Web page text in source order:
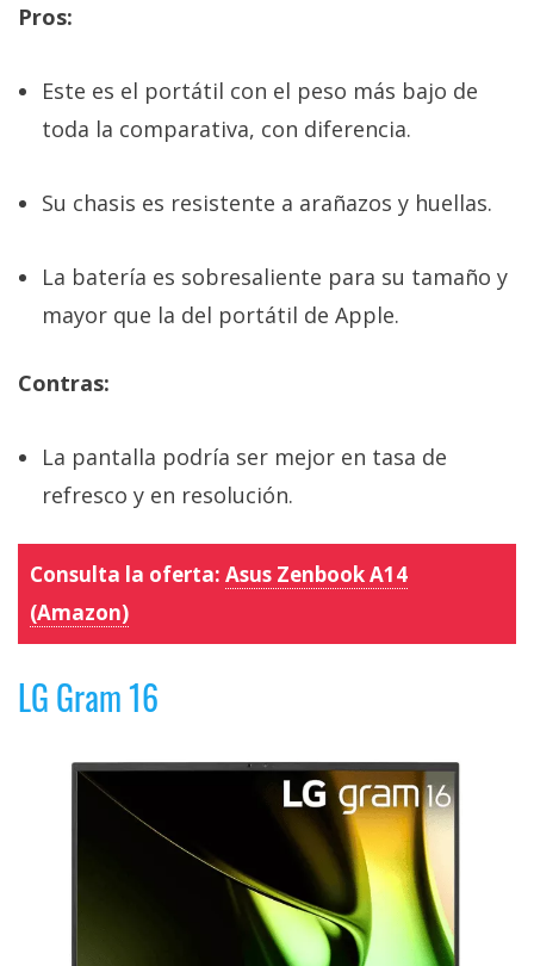
Pros:
Este es el portátil con el peso más bajo de
toda la comparativa, con diferencia.
Su chasis es resistente a arañazos y huellas.
La batería es sobresaliente para su tamaño y
mayor que la del portátil de Apple.
Contras:
La pantalla podría ser mejor en tasa de
refresco y en resolución.
Consulta la oferta: Asus Zenbook A14
(Amazon)
LG Gram 16